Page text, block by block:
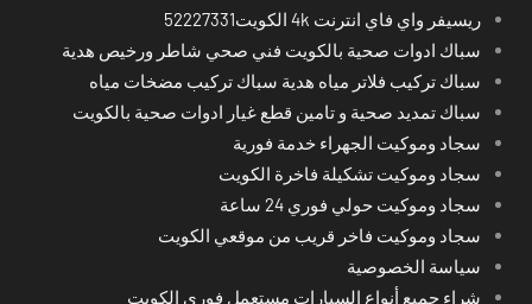
ريسيفر واي فاي انترنت 4k الكويت52227331
سباك ادوات صحية بالكويت فني صحي شاطر ورخيص هدية
سباك تركيب فلاتر مياه هدية سباك تركيب مضخات مياه
سباك تمديد صحية و تامين قطع غيار ادوات صحية بالكويت
سجاد وموكيت الجهراء خدمة فورية
سجاد وموكيت تشكيلة فاخرة الكويت
سجاد وموكيت حولي فوري 24 ساعة
سجاد وموكيت فاخر قريب من موقعي الكويت
سياسة الخصوصية
شراء جميع أنواع السيارات مستعمل فوري الكويت